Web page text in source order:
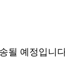
될 예정입니